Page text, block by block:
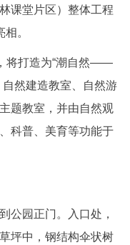
图说互动
课堂片区）整体工程
。
将打造为“潮自然——
然建造教室、自然游
题教室，并由自然观
科普、美育等功能于
公园正门。入口处，
坪中，钢结构伞状树